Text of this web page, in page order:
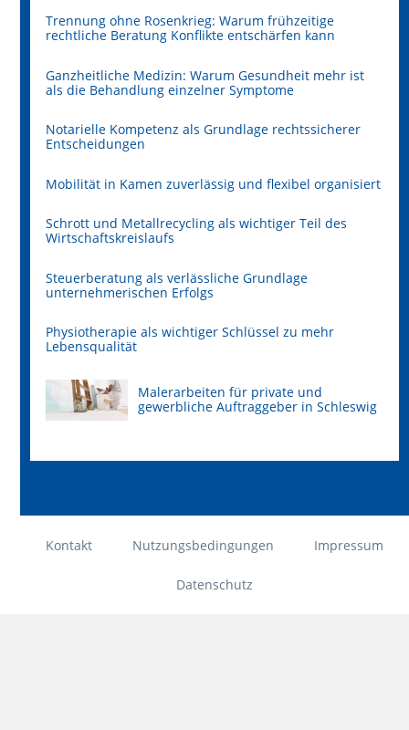
Trennung ohne Rosenkrieg: Warum frühzeitige
rechtliche Beratung Konflikte entschärfen kann
Ganzheitliche Medizin: Warum Gesundheit mehr ist
als die Behandlung einzelner Symptome
Notarielle Kompetenz als Grundlage rechtssicherer
Entscheidungen
Mobilität in Kamen zuverlässig und flexibel organisiert
Schrott und Metallrecycling als wichtiger Teil des
Wirtschaftskreislaufs
Steuerberatung als verlässliche Grundlage
unternehmerischen Erfolgs
Physiotherapie als wichtiger Schlüssel zu mehr
Lebensqualität
Malerarbeiten für private und
gewerbliche Auftraggeber in Schleswig
Kontakt Nutzungsbedingungen Impressum
Datenschutz